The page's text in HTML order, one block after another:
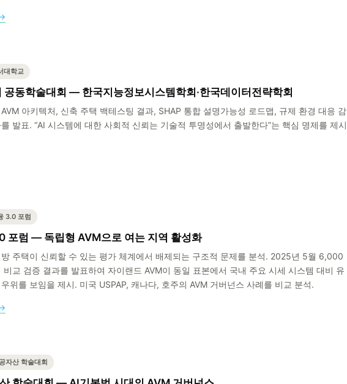
대학교
동학술대회 — 한국지능정보시스템학회·한국데이터전략학회
아키텍처, 신축 주택 백테스팅 결과, SHAP 통합 설명가능성 로드맵, 규제 환경 대응 감
발표. “AI 시스템에 대한 사회적 신뢰는 기술적 투명성에서 출발한다”는 핵심 명제를 제시
3.0 포럼
포럼 — 독립형 AVM으로 여는 지역 활성화
방 주택이 신뢰할 수 있는 평가 체계에서 배제되는 구조적 문제를 분석. 2025년 5월 6,000
비교 검증 결과를 발표하여 자이랜드 AVM이 동일 표본에서 국내 주요 시세 시스템 대비 유
위를 보임을 제시. 미국 USPAP, 캐나다, 호주의 AVM 거버넌스 사례를 비교 분석.
자산 학술대회